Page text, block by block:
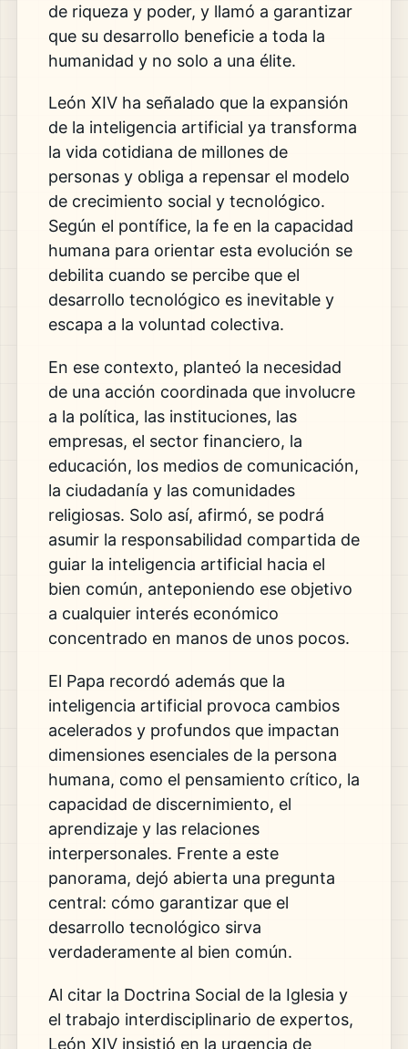
de riqueza y poder, y llamó a garantizar
que su desarrollo beneficie a toda la
humanidad y no solo a una élite.
León XIV ha señalado que la expansión
de la inteligencia artificial ya transforma
la vida cotidiana de millones de
personas y obliga a repensar el modelo
de crecimiento social y tecnológico.
Según el pontífice, la fe en la capacidad
humana para orientar esta evolución se
debilita cuando se percibe que el
desarrollo tecnológico es inevitable y
escapa a la voluntad colectiva.
En ese contexto, planteó la necesidad
de una acción coordinada que involucre
a la política, las instituciones, las
empresas, el sector financiero, la
educación, los medios de comunicación,
la ciudadanía y las comunidades
religiosas. Solo así, afirmó, se podrá
asumir la responsabilidad compartida de
guiar la inteligencia artificial hacia el
bien común, anteponiendo ese objetivo
a cualquier interés económico
concentrado en manos de unos pocos.
El Papa recordó además que la
inteligencia artificial provoca cambios
acelerados y profundos que impactan
dimensiones esenciales de la persona
humana, como el pensamiento crítico, la
capacidad de discernimiento, el
aprendizaje y las relaciones
interpersonales. Frente a este
panorama, dejó abierta una pregunta
central: cómo garantizar que el
desarrollo tecnológico sirva
verdaderamente al bien común.
Al citar la Doctrina Social de la Iglesia y
el trabajo interdisciplinario de expertos,
León XIV insistió en la urgencia de